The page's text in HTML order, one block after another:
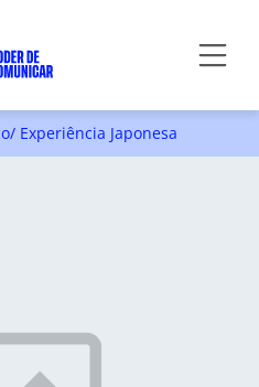
Experiência Japonesa